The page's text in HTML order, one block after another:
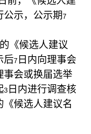
公示，公示期7
《候选人建议
后7 日内向理事会
事会或换届选举
3 日内进行调查核
候选人建议名